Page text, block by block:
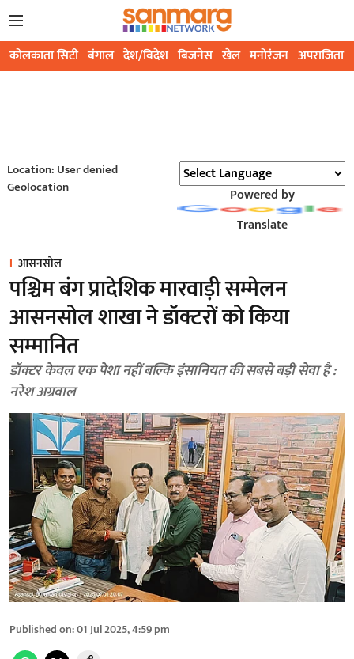
कोलकाता सिटी बंगाल देश/विदेश बिजनेस खेल मनोरंजन अपराजिता
Location: User denied
Geolocation
Powered by
Translate
आसनसोल
पश्चिम बंग प्रादेशिक मारवाड़ी सम्मेलन
आसनसोल शाखा ने डॉक्टरों को किया
सम्मानित
डॉक्टर केवल एक पेशा नहीं बल्कि इंसानियत की सबसे बड़ी सेवा है :
नरेश अग्रवाल
Published on:01 Jul 2025, 4:59 pm